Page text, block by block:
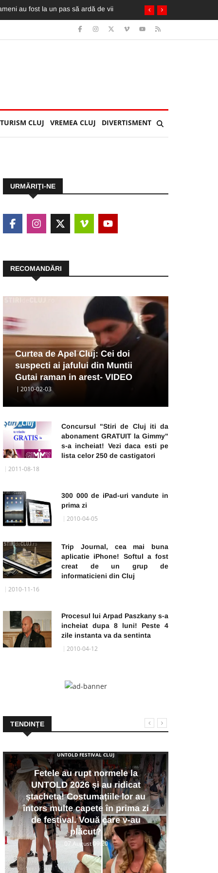
A fost extrasă de pompieri din taxi
TURISM CLUJ VREMEA CLUJ DIVERTISMENT
URMĂRIŢI-NE
RECOMANDĂRI
Curtea de Apel Cluj: Cei doi
suspecti ai jafului din Muntii
Gutai raman in arest- VIDEO
2010-02-03
Concursul "Stiri de Cluj iti da
abonament GRATUIT la Gimmy"
s-a incheiat! Vezi daca esti pe
lista celor 250 de castigatori
2011-08-18
300 000 de iPad-uri vandute in
prima zi
2010-04-05
Trip Journal, cea mai buna
aplicatie iPhone! Softul a fost
creat de un grup de
informaticieni din Cluj
2010-11-16
Procesul lui Arpad Paszkany s-a
incheiat dupa 8 luni! Peste 4
zile instanta va da sentinta
2010-04-12
TENDINȚE
UNTOLD FESTIVAL CLUJ
Fetele au rupt normele la
UNTOLD 2026 și au ridicat
ștacheta! Costumațiile lor au
întors multe capete în prima zi
de festival. Vouă care v-au
plăcut?
07 August 09:20